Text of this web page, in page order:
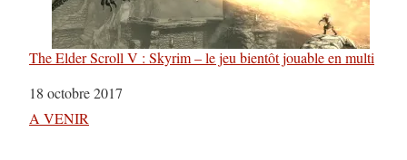
The Elder Scroll V : Skyrim – le jeu bientôt jouable en multi
Date
18 octobre 2017
Par rapport à
A VENIR